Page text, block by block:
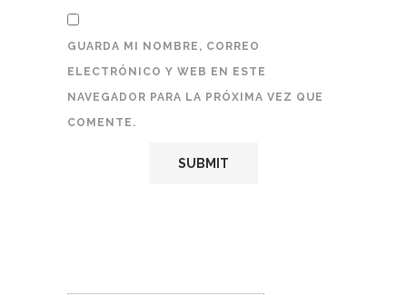
GUARDA MI NOMBRE, CORREO
ELECTRÓNICO Y WEB EN ESTE
NAVEGADOR PARA LA PRÓXIMA VEZ QUE
COMENTE.